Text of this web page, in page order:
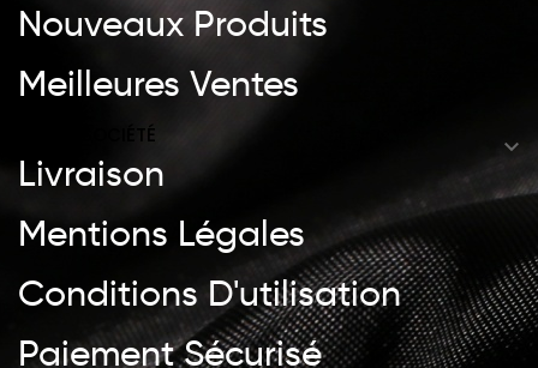
Nouveaux Produits
Meilleures Ventes
NOTRE SOCIÉTÉ 
Livraison
Mentions Légales
Conditions D'utilisation
Paiement Sécurisé